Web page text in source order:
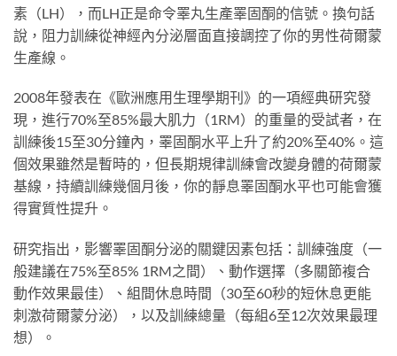
素（LH），而LH正是命令睪丸生產睪固酮的信號。換句話
說，阻力訓練從神經內分泌層面直接調控了你的男性荷爾蒙
生產線。
2008年發表在《歐洲應用生理學期刊》的一項經典研究發
現，進行70%至85%最大肌力（1RM）的重量的受試者，在
訓練後15至30分鐘內，睪固酮水平上升了約20%至40%。這
個效果雖然是暫時的，但長期規律訓練會改變身體的荷爾蒙
基線，持續訓練幾個月後，你的靜息睪固酮水平也可能會獲
得實質性提升。
研究指出，影響睪固酮分泌的關鍵因素包括：訓練強度（一
般建議在75%至85% 1RM之間）、動作選擇（多關節複合
動作效果最佳）、組間休息時間（30至60秒的短休息更能
刺激荷爾蒙分泌），以及訓練總量（每組6至12次效果最理
想）。